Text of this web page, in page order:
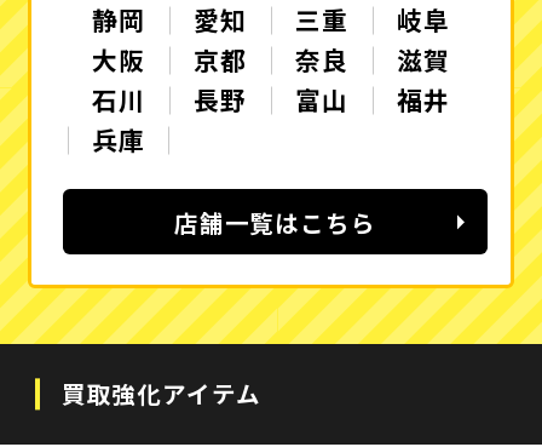
静岡 愛知 三重
岐阜
大阪
京都 奈良
滋賀
石川
長野 富山
福井
兵庫
店舗一覧はこちら
買取強化アイテム